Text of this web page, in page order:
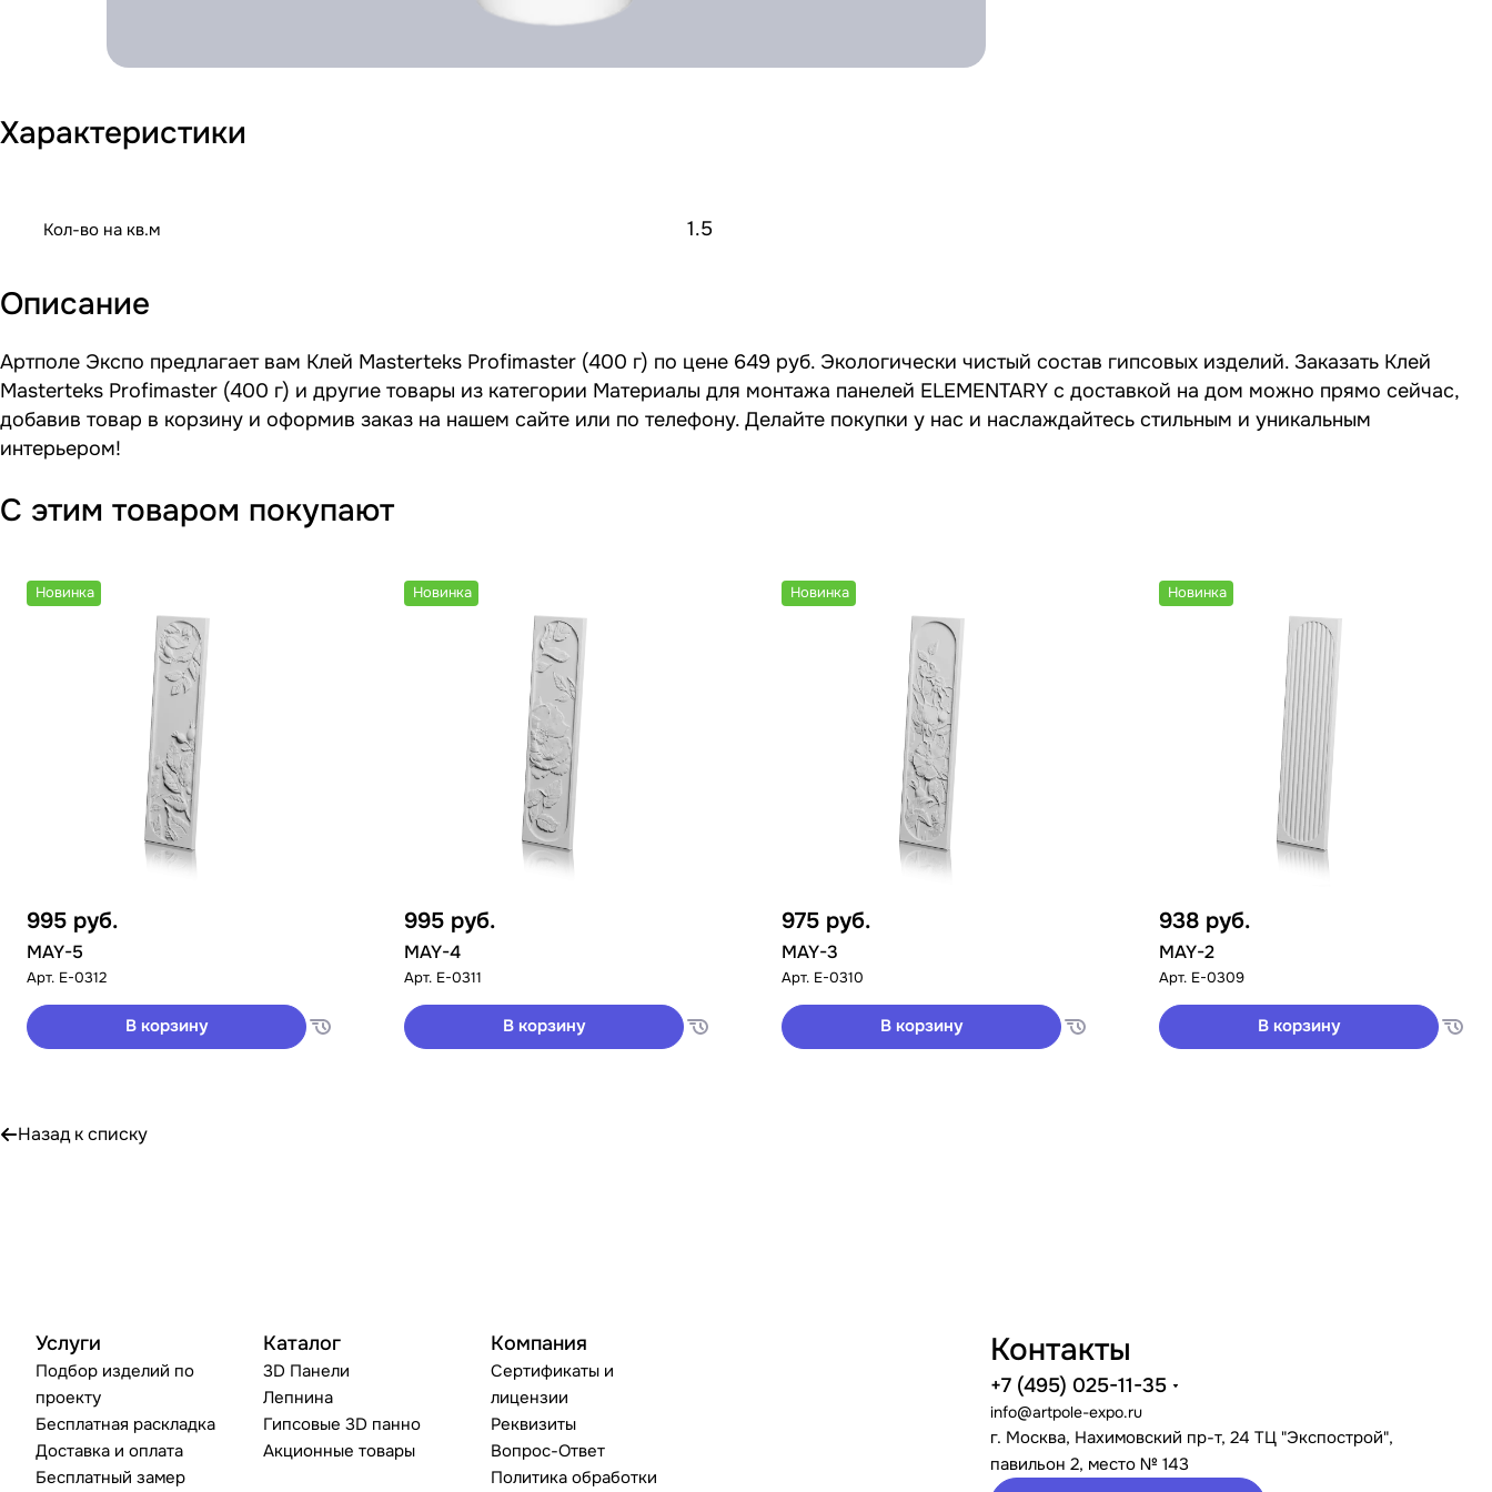
Характеристики
Кол-во на кв.м 1.5
Описание
Артполе Экспо предлагает вам Клей Masterteks Profimaster (400 г) по цене 649 руб. Экологически чистый состав гипсовых изделий. Заказать Клей
Masterteks Profimaster (400 г) и другие товары из категории Материалы для монтажа панелей ELEMENTARY с доставкой на дом можно прямо сейчас,
добавив товар в корзину и оформив заказ на нашем сайте или по телефону. Делайте покупки у нас и наслаждайтесь стильным и уникальным
интерьером!
С этим товаром покупают
Новинка
995 руб.
MAY-5
Арт. E-0312
В корзину
Новинка
995 руб.
MAY-4
Арт. E-0311
В корзину
Новинка
975 руб.
MAY-3
Арт. E-0310
В корзину
Новинка
938 руб.
MAY-2
Арт. E-0309
В корзину
Назад к списку
Услуги
Подбор изделий по
проекту
Бесплатная раскладка
Доставка и оплата
Бесплатный замер
Каталог
3D Панели
Лепнина
Гипсовые 3D панно
Акционные товары
Компания
Сертификаты и
лицензии
Реквизиты
Вопрос-Ответ
Политика обработки
Контакты
+7 (495) 025-11-35
info@artpole-expo.ru
г. Москва, Нахимовский пр-т, 24 ТЦ "Экспострой",
павильон 2, место № 143